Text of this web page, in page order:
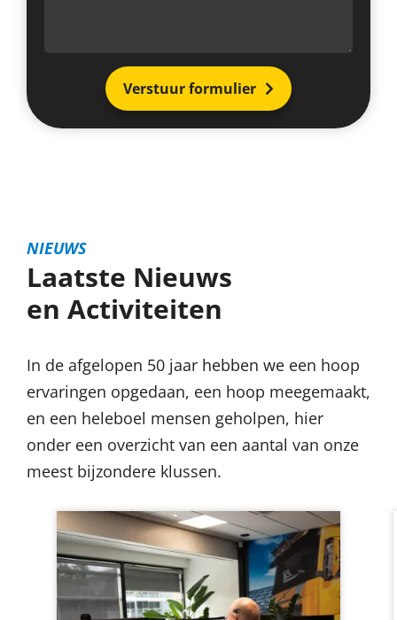
Verstuur formulier
NIEUWS
Laatste Nieuws
en Activiteiten
In de afgelopen 50 jaar hebben we een hoop
ervaringen opgedaan, een hoop meegemaakt,
en een heleboel mensen geholpen, hier
onder een overzicht van een aantal van onze
meest bijzondere klussen.